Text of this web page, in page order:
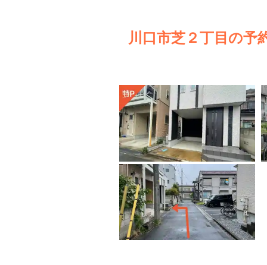
川口市芝２丁目の予